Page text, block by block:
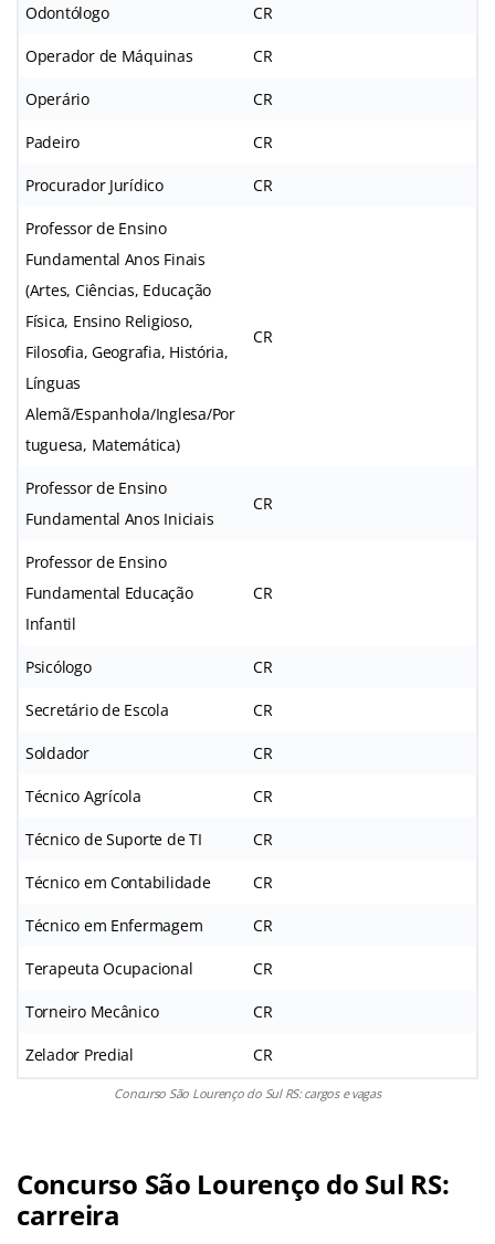
Odontólogo CR
Operador de Máquinas CR
Operário CR
Padeiro CR
Procurador Jurídico CR
Professor de Ensino
Fundamental Anos Finais
(Artes, Ciências, Educação
Física, Ensino Religioso,
Filosofia, Geografia, História,
Línguas
Alemã/Espanhola/Inglesa/Por
tuguesa, Matemática)
CR
Professor de Ensino
Fundamental Anos Iniciais
CR
Professor de Ensino
Fundamental Educação
Infantil
CR
Psicólogo CR
Secretário de Escola CR
Soldador CR
Técnico Agrícola CR
Técnico de Suporte de TI CR
Técnico em Contabilidade CR
Técnico em Enfermagem CR
Terapeuta Ocupacional CR
Torneiro Mecânico CR
Zelador Predial CR
Concurso São Lourenço do Sul RS: cargos e vagas
Concurso São Lourenço do Sul RS:
carreira